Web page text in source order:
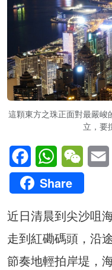
這顆東方之珠正面對最嚴峻
立，要
FacebookWhatsApp
Share
近日清晨到尖沙咀
走到紅磡碼頭，沿
節奏地輕拍岸堤，